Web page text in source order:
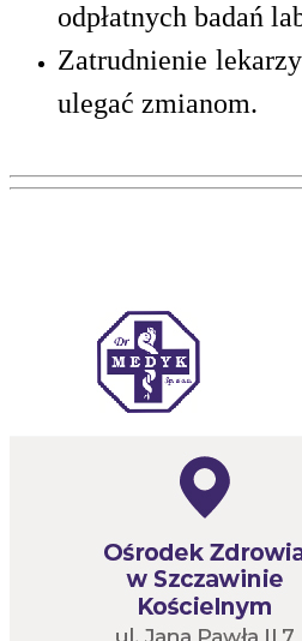
odpłatnych badań
Zatrudnienie
ulegać zmianom.